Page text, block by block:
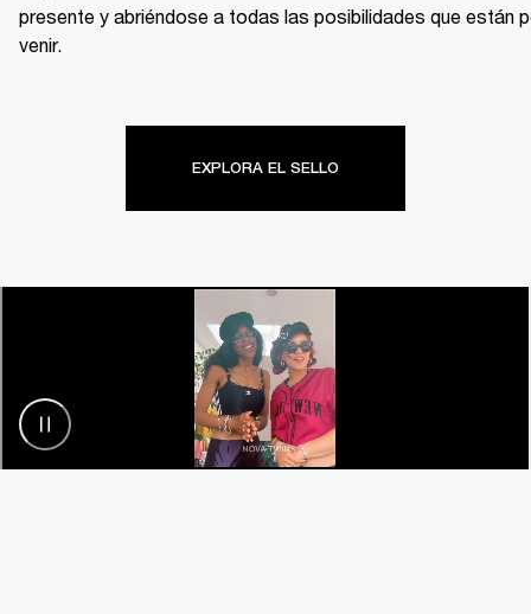
presente y abriéndose a todas las posibilidades que están
venir.
EXPLORA EL SELLO